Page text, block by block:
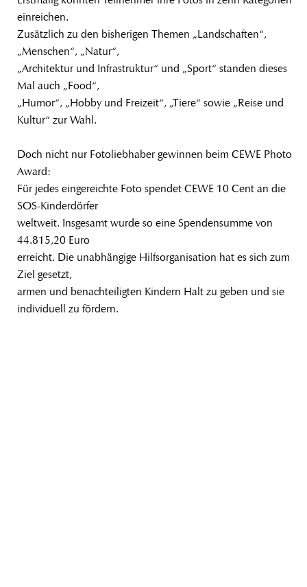
einreichen.
Zusätzlich zu den bisherigen Themen „Landschaften“,
„Menschen“, „Natur“,
„Architektur und Infrastruktur“ und „Sport“ standen dieses
Mal auch „Food“,
„Humor“, „Hobby und Freizeit“, „Tiere“ sowie „Reise und
Kultur“ zur Wahl.
Doch nicht nur Fotoliebhaber gewinnen beim CEWE Photo
Award:
Für jedes eingereichte Foto spendet CEWE 10 Cent an die
SOS-Kinderdörfer
weltweit. Insgesamt wurde so eine Spendensumme von
44.815,20 Euro
erreicht. Die unabhängige Hilfsorganisation hat es sich zum
Ziel gesetzt,
armen und benachteiligten Kindern Halt zu geben und sie
individuell zu fördern.